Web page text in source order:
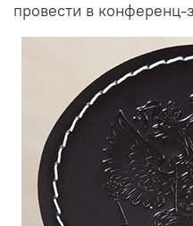
провести в конференц-